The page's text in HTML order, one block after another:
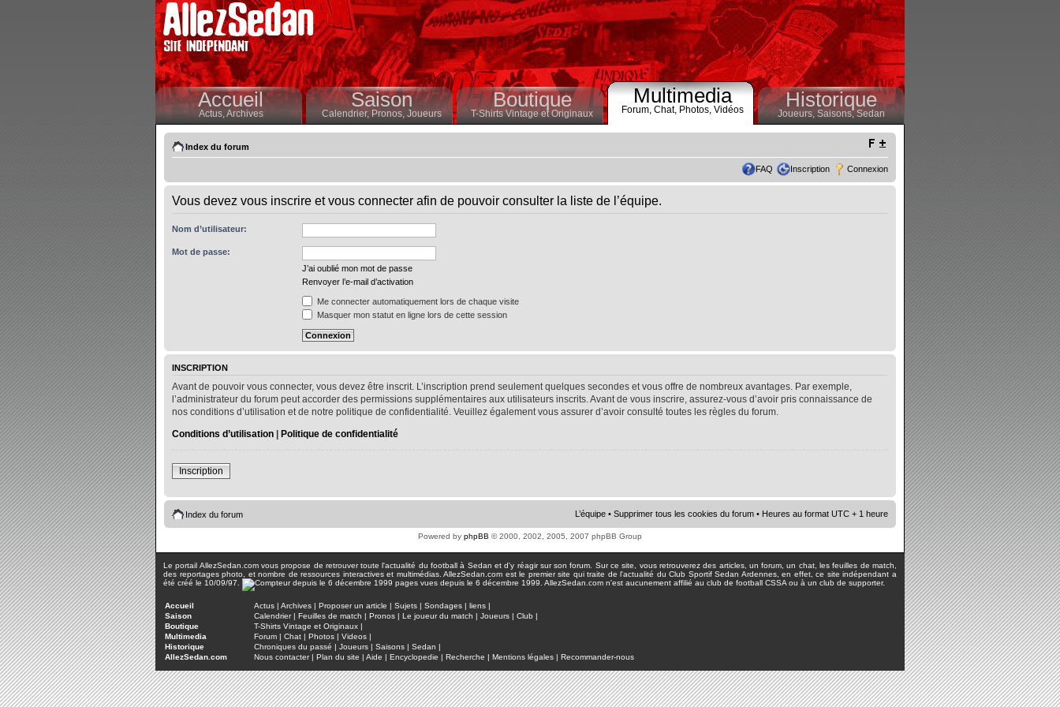
Accueil
Actus,Archives
Saison
Calendrier,Pronos, Joueurs
Boutique
T-Shirts Vintage et Originaux
Multimedia
Forum, Chat, Photos, Vidéos Historique
Joueurs, Saisons,Sedan
Index du forum
FAQ Inscription Connexion
Vous devez vous inscrire et vous connecter afin de pouvoir consulter la liste de l’équipe.
Nom d’utilisateur:
Mot de passe:
J’ai oublié mon mot de passe
Renvoyer l’e-mail d’activation
Me connecter automatiquement lors de chaque visite
Masquer mon statut en ligne lors de cette session
INSCRIPTION
Avant de pouvoir vous connecter, vous devez être inscrit. L’inscription prend seulement quelques secondes et vous offre de nombreux avantages. Par exemple,
l’administrateur du forum peut accorder des permissions supplémentaires aux utilisateurs inscrits. Avant de vous inscrire, assurez-vous d’avoir pris connaissance de
nos conditions d’utilisation et de notre politique de confidentialité. Veuillez également vous assurer d’avoir consulté toutes les règles du forum.
Conditions d’utilisation | Politique de confidentialité
Inscription
Index du forum L’équipe • Supprimer tous les cookies du forum • Heures au format UTC + 1 heure
Powered by phpBB © 2000, 2002, 2005, 2007 phpBB Group
Le portail AllezSedan.com vous propose de retrouver toute l'actualité du football à Sedan et d'y réagir sur son forum. Sur ce site, vous retrouverez des articles, un forum, un chat, les feuilles de match,
des reportages photo, et nombre de ressources interactives et multimédias. AllezSedan.com est le premier site qui traite de l'actualité du Club Sportif Sedan Ardennes, en effet, ce site indépendant a
été créé le 10/09/97.
pages vues depuis le 6 décembre 1999. AllezSedan.com n'est aucunement affilié au club de football CSSA ou à un club de supporter.
Accueil Actus | Archives | Proposer un article | Sujets | Sondages | liens |
Saison
Calendrier| Feuilles de match | Pronos | Le joueur du match | Joueurs | Club |
Boutique
T-Shirts Vintage et Originaux |
Multimedia
Forum | Chat | Photos | Videos |
Historique
Chroniques du passé | Joueurs | Saisons | Sedan |
AllezSedan.com
Nous contacter| Plan du site | Aide | Encyclopedie | Recherche | Mentions légales | Recommander-nous